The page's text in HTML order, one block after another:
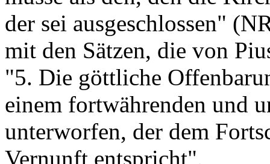
der sei ausgeschlossen"
mit den Sätzen, die von
"5. Die göttliche
einem fortwährenden und
unterworfen, der dem
Vernunft entspricht",